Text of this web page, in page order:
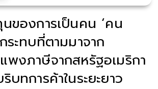
ของการเป็นคน ‘คน
ระทบที่ตามมาจาก
พงภาษีจากสหรัฐอเมริกา
บทการค้าในระยะยาว